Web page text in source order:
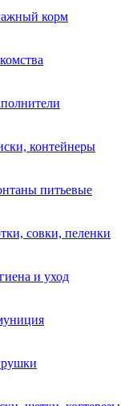
корм
контейнеры
питьевые
совки, пеленки
и уход